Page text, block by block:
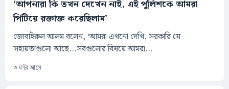
‘আপনারা কি তখন দেখেন নাই, এই পুলিশকে আমরা
পিটিয়ে রক্তাক্ত করেছিলাম’
জোবাইরুল আলম বলেন, ‘আমরা এখনো দেখি, সরকারি যে
সহায়তাগুলো আছে...সবগুলোর বিষয়ে আমরা...
৩ ঘন্টা আগে